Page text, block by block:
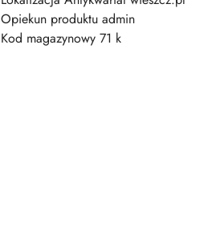
Opiekun produktu admin
Kod magazynowy 71 k